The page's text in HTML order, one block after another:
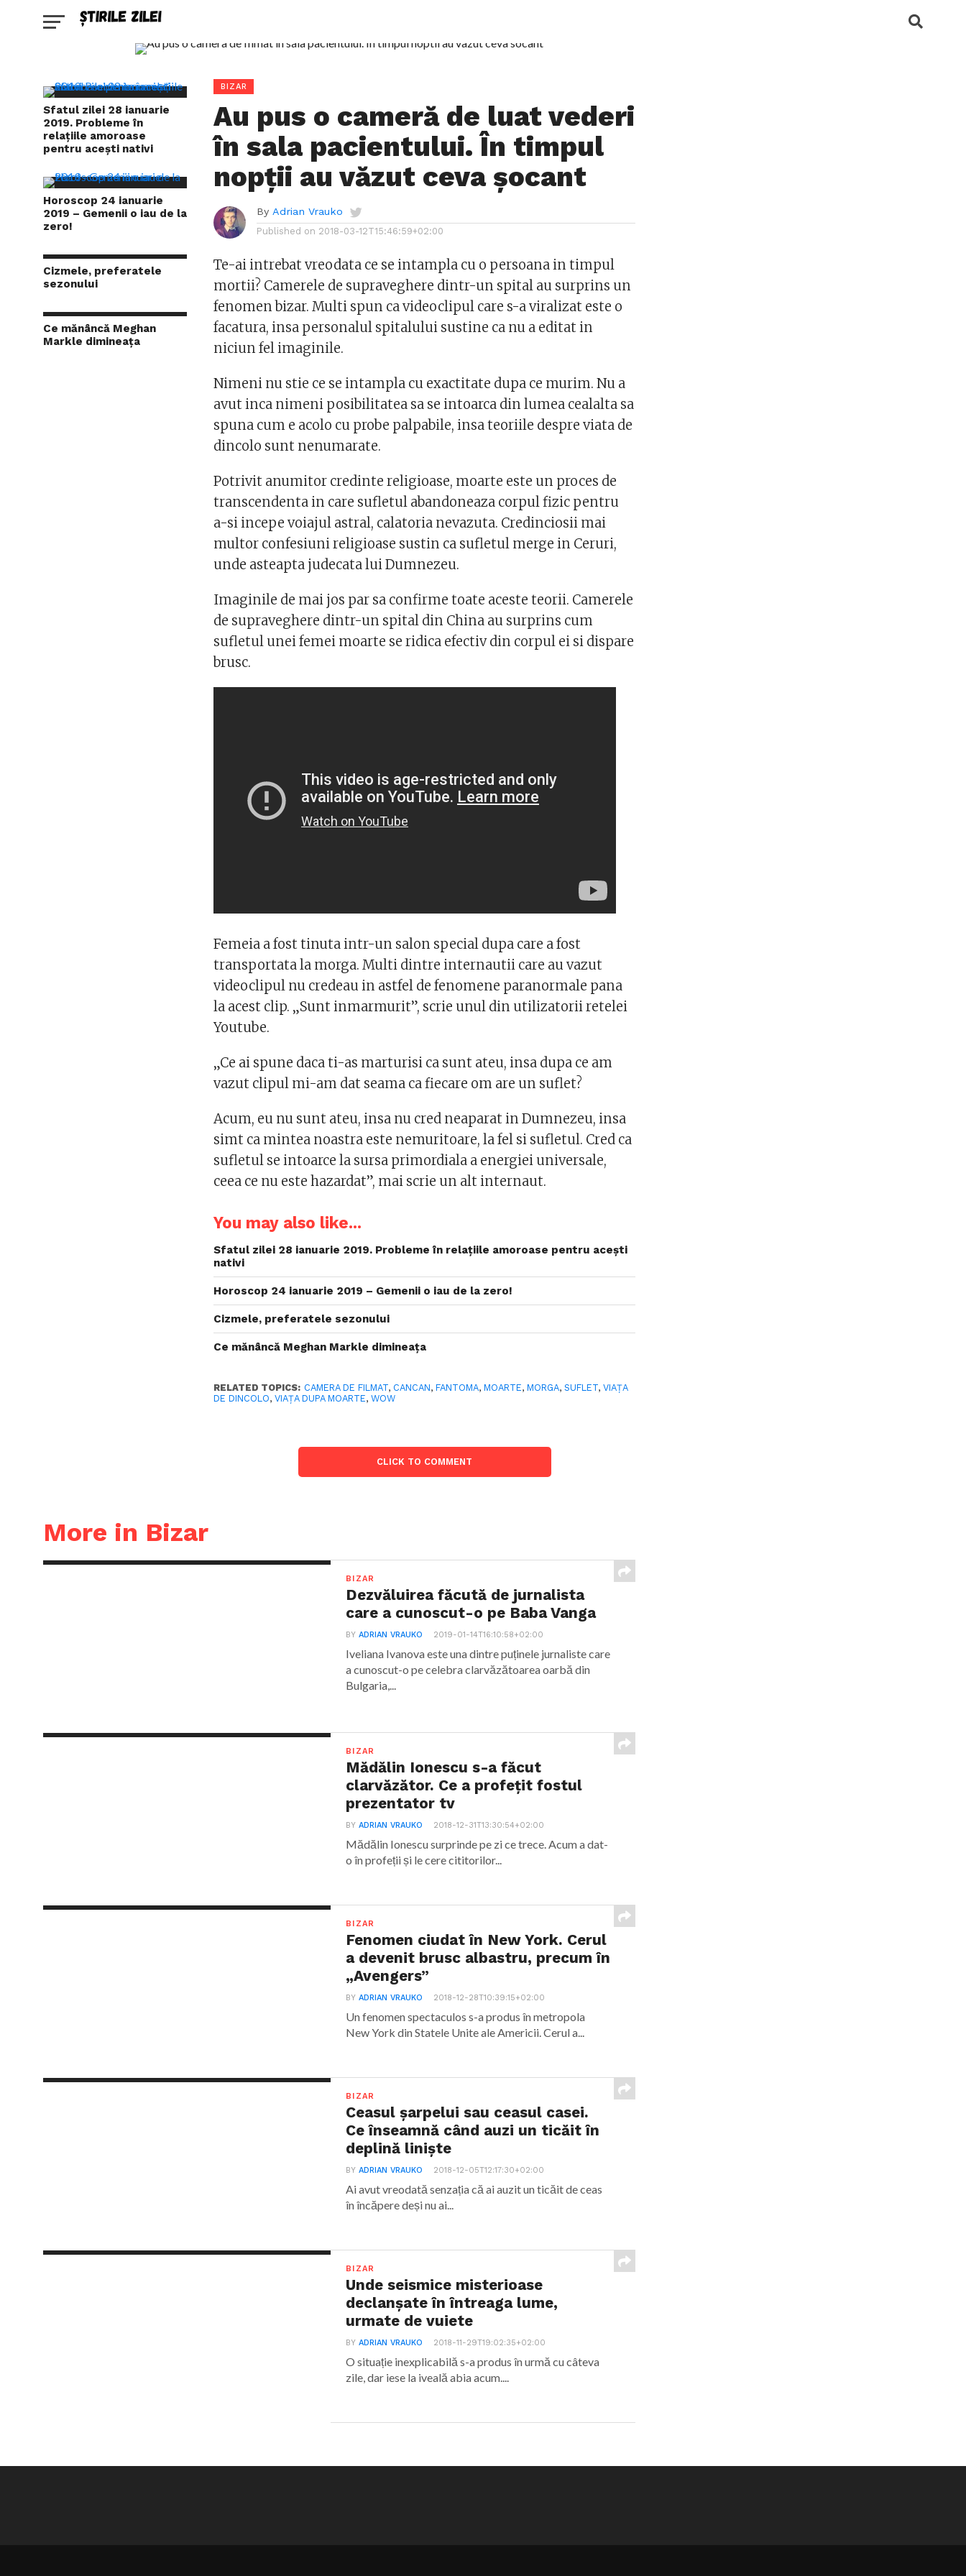
Sfatul zilei 28 ianuarie
2019. Probleme în
relațiile amoroase
pentru acești nativi
Horoscop 24 ianuarie
2019 – Gemenii o iau de la
zero!
Cizmele, preferatele
sezonului
Ce mănâncă Meghan
Markle dimineața
BIZAR
Au pus o cameră de luat vederi
în sala pacientului. În timpul
nopții au văzut ceva șocant
By Adrian Vrauko
Published on 2018-03-12T15:46:59+02:00
Te-ai intrebat vreodata ce se intampla cu o persoana in timpul
mortii? Camerele de supraveghere dintr-un spital au surprins un
fenomen bizar. Multi spun ca videoclipul care s-a viralizat este o
facatura, insa personalul spitalului sustine ca nu a editat in
niciun fel imaginile.
Nimeni nu stie ce se intampla cu exactitate dupa ce murim. Nu a
avut inca nimeni posibilitatea sa se intoarca din lumea cealalta sa
spuna cum e acolo cu probe palpabile, insa teoriile despre viata de
dincolo sunt nenumarate.
Potrivit anumitor credinte religioase, moarte este un proces de
transcendenta in care sufletul abandoneaza corpul fizic pentru
a-si incepe voiajul astral, calatoria nevazuta. Credinciosii mai
multor confesiuni religioase sustin ca sufletul merge in Ceruri,
unde asteapta judecata lui Dumnezeu.
Imaginile de mai jos par sa confirme toate aceste teorii. Camerele
de supraveghere dintr-un spital din China au surprins cum
sufletul unei femei moarte se ridica efectiv din corpul ei si dispare
brusc.
Femeia a fost tinuta intr-un salon special dupa care a fost
transportata la morga. Multi dintre internautii care au vazut
videoclipul nu credeau in astfel de fenomene paranormale pana
la acest clip. „Sunt inmarmurit”, scrie unul din utilizatorii retelei
Youtube.
„Ce ai spune daca ti-as marturisi ca sunt ateu, insa dupa ce am
vazut clipul mi-am dat seama ca fiecare om are un suflet?
Acum, eu nu sunt ateu, insa nu cred neaparat in Dumnezeu, insa
simt ca mintea noastra este nemuritoare, la fel si sufletul. Cred ca
sufletul se intoarce la sursa primordiala a energiei universale,
ceea ce nu este hazardat”, mai scrie un alt internaut.
You may also like...
Sfatul zilei 28 ianuarie 2019. Probleme în relațiile amoroase pentru acești
nativi
Horoscop 24 ianuarie 2019 – Gemenii o iau de la zero!
Cizmele, preferatele sezonului
Ce mănâncă Meghan Markle dimineața
RELATED TOPICS: CAMERA DE FILMAT, CANCAN,FANTOMA,MOARTE,MORGA,SUFLET,VIAŢA
DE DINCOLO,VIAȚA DUPA MOARTE,WOW
CLICK TO COMMENT
More in Bizar
BIZAR
Dezvăluirea făcută de jurnalista
care a cunoscut-o pe Baba Vanga
BYADRIAN VRAUKO 2019-01-14T16:10:58+02:00
Iveliana Ivanova este una dintre puținele jurnaliste care
a cunoscut-o pe celebra clarvăzătoarea oarbă din
Bulgaria,...
BIZAR
Mădălin Ionescu s-a făcut
clarvăzător. Ce a profețit fostul
prezentator tv
BYADRIAN VRAUKO 2018-12-31T13:30:54+02:00
Mădălin Ionescu surprinde pe zi ce trece. Acum a dat-
o în profeții și le cere cititorilor...
BIZAR
Fenomen ciudat în New York. Cerul
a devenit brusc albastru, precum în
„Avengers”
BYADRIAN VRAUKO 2018-12-28T10:39:15+02:00
Un fenomen spectaculos s-a produs în metropola
New York din Statele Unite ale Americii. Cerul a...
BIZAR
Ceasul șarpelui sau ceasul casei.
Ce înseamnă când auzi un ticăit în
deplină liniște
BYADRIAN VRAUKO 2018-12-05T12:17:30+02:00
Ai avut vreodată senzația că ai auzit un ticăit de ceas
în încăpere deși nu ai...
BIZAR
Unde seismice misterioase
declanșate în întreaga lume,
urmate de vuiete
BYADRIAN VRAUKO 2018-11-29T19:02:35+02:00
O situație inexplicabilă s-a produs în urmă cu câteva
zile, dar iese la iveală abia acum....